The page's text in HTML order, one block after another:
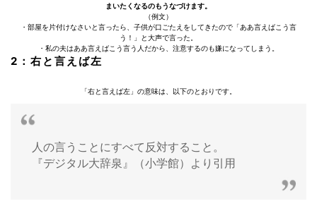
まいたくなるのもうなづけます。
（例文）
・部屋を片付けなさいと言ったら、子供が口ごたえをしてきたので「ああ言えばこう言
う！」と大声で言った。
・私の夫はああ言えばこう言う人だから、注意するのも嫌になってしまう。
2：右と言えば左
「右と言えば左」の意味は、以下のとおりです。
人の言うことにすべて反対すること。
『デジタル大辞泉』（小学館）より引用